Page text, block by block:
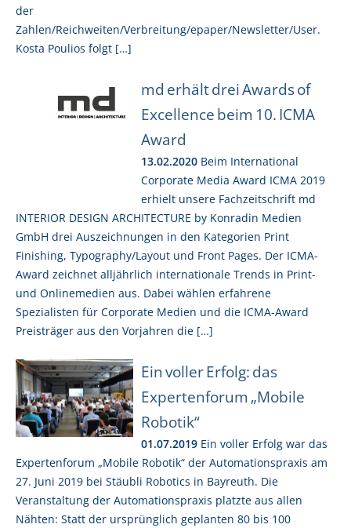
der
Zahlen/Reichweiten/Verbreitung/epaper/Newsletter/User.
Kosta Poulios folgt […]
md erhält drei Awards of
Excellence beim 10. ICMA
Award
13.02.2020 Beim International
Corporate Media Award ICMA 2019
erhielt unsere Fachzeitschrift md
INTERIOR DESIGN ARCHITECTURE by Konradin Medien
GmbH drei Auszeichnungen in den Kategorien Print
Finishing, Typography/Layout und Front Pages. Der ICMA-
Award zeichnet alljährlich internationale Trends in Print-
und Onlinemedien aus. Dabei wählen erfahrene
Spezialisten für Corporate Medien und die ICMA-Award
Preisträger aus den Vorjahren die […]
Ein voller Erfolg: das
Expertenforum „Mobile
Robotik“
01.07.2019 Ein voller Erfolg war das
Expertenforum „Mobile Robotik“ der Automationspraxis am
27. Juni 2019 bei Stäubli Robotics in Bayreuth. Die
Veranstaltung der Automationspraxis platzte aus allen
Nähten: Statt der ursprünglich geplanten 80 bis 100